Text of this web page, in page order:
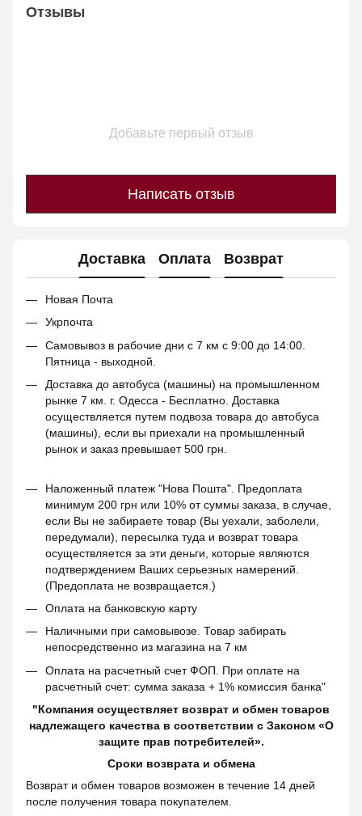
Отзывы
Добавьте первый отзыв
Написать отзыв
Доставка Оплата Возврат
Новая Почта
Укрпочта
Самовывоз в рабочие дни с 7 км с 9:00 до 14:00.
Пятница - выходной.
Доставка до автобуса (машины) на промышленном
рынке 7 км. г. Одесса - Бесплатно. Доставка
осуществляется путем подвоза товара до автобуса
(машины), если вы приехали на промышленный
рынок и заказ превышает 500 грн.
Наложенный платеж "Нова Пошта". Предоплата
минимум 200 грн или 10% от суммы заказа, в случае,
если Вы не забираете товар (Вы уехали, заболели,
передумали), пересылка туда и возврат товара
осуществляется за эти деньги, которые являются
подтверждением Ваших серьезных намерений.
(Предоплата не возвращается.)
Оплата на банковскую карту
Наличными при самовывозе. Товар забирать
непосредственно из магазина на 7 км
Оплата на расчетный счет ФОП. При оплате на
расчетный счет: сумма заказа + 1% комиссия банка"
"Компания осуществляет возврат и обмен товаров
надлежащего качества в соответствии с Законом «О
защите прав потребителей».
Сроки возврата и обмена
Возврат и обмен товаров возможен в течение 14 дней
после получения товара покупателем.